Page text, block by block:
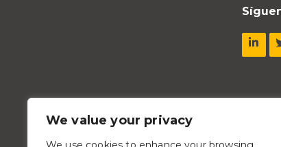
We value your privacy